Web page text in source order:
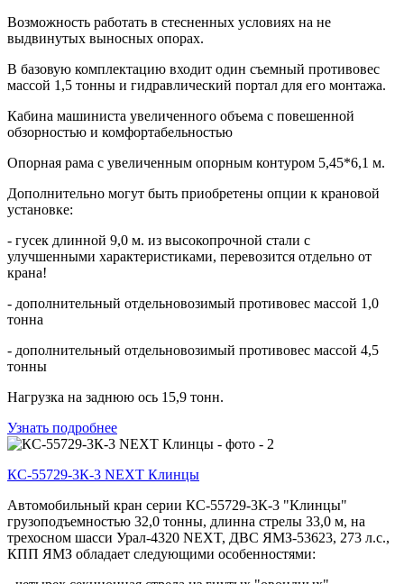
Возможность работать в стесненных условиях на не
выдвинутых выносных опорах.
В базовую комплектацию входит один съемный противовес
массой 1,5 тонны и гидравлический портал для его монтажа.
Кабина машиниста увеличенного объема с повешенной
обзорностью и комфортабельностью
Опорная рама с увеличенным опорным контуром 5,45*6,1 м.
Дополнительно могут быть приобретены опции к крановой
установке:
- гусек длинной 9,0 м. из высокопрочной стали с
улучшенными характеристиками, перевозится отдельно от
крана!
- дополнительный отдельновозимый противовес массой 1,0
тонна
- дополнительный отдельновозимый противовес массой 4,5
тонны
Нагрузка на заднюю ось 15,9 тонн.
Узнать подробнее
КС-55729-3К-3 NEXT Клинцы
Автомобильный кран серии КС-55729-3К-3 "Клинцы"
грузоподъемностью 32,0 тонны, длинна стрелы 33,0 м, на
трехосном шасси Урал-4320 NEXT, ДВС ЯМЗ-53623, 273 л.с.,
КПП ЯМЗ обладает следующими особенностями: